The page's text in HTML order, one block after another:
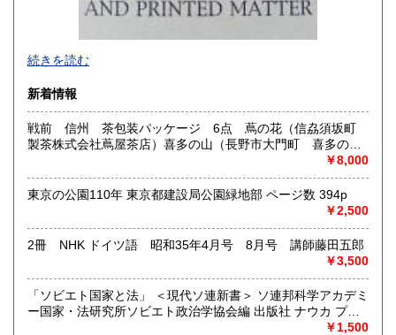
最寄駅：花小金井
営業時間：10:00〜18:00
定休日：不定休
古本・骨董品の出張買取のお申込み・ご予約は、お電話・ま
たはメールにて承っております。 お気軽にお問合わせくださ
い。
出張費は無料です。旧家、蔵のあるお宅、昭和40年以前の古
取り扱い分野
社会科学、美術工芸、古典籍、近代文献、外国書
続きを読む
新着情報
戦前 信州 茶包装パッケージ 6点 蔦の花（信劦須坂町
製茶株式会社蔦屋茶店）喜多の山（長野市大門町 喜多の園
本店）西沢園（長野県中堅町 西澤園本舗）梅の花（信州須
坂市梅の園茶店）奈良此園（信州中野町 西澤茶舗）美泉瀧
（信州長野市新町 茶間屋美濃久商店）瀧の音（信濃吉田本
￥8,000
東京の公園110年 東京都建設局公園緑地部 ページ数 394p
￥2,500
2冊 NHK ドイツ語 昭和35年4月号 8月号 講師藤田五郎
￥3,500
「ソビエト国家と法」 ＜現代ソ連新書＞ ソ連邦科学アカデミ
ー国家・法研究所ソビエト政治学協会編 出版社 ナウカ プロ
￥1,500